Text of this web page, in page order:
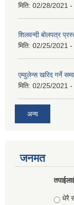
मिति: 02/28/2021 -
शिलवन्दी बोलपत्र
मिति: 02/25/2021 -
एम्वुलेन्स खरिद गर्ने
मिति: 02/25/2021
अन्य
जनमत
धेरै